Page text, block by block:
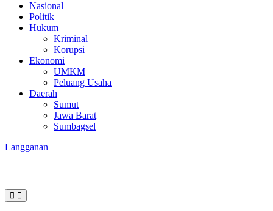
Nasional
Politik
Hukum
Kriminal
Korupsi
Ekonomi
UMKM
Peluang Usaha
Daerah
Sumut
Jawa Barat
Sumbagsel
Langganan